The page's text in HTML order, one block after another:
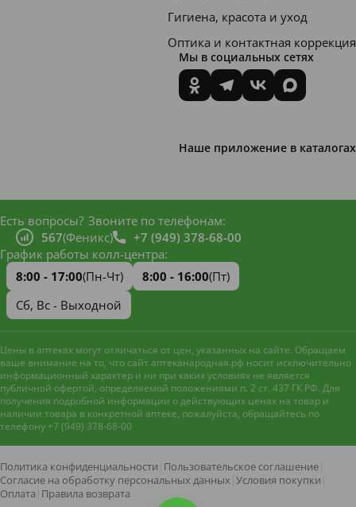
Гигиена, красота и уход
Оптика и контактная коррекция
Мы в социальных сетях
Наше приложение в каталогах
Есть вопросы? Звоните по телефонам:
567(Феникс)
+7 (949) 378-68-00
График работы колл-центра:
8:00 - 17:00(Пн-Чт) 8:00 - 16:00(Пт)
Сб, Вс - Выходной
Цены в аптеках могут отличаться от цен, указанных на сайте. Обращаем
ваше внимание на то, что сайт аптеканародная.рф носит исключительно
информационный характер и ни при каких условиях не является
публичной офертой, определяемой положениями п. 2 ст. 437 ГК РФ. Для
получения подробной информации о действующих ценах на товар и
наличии товара в конкретной аптеке, пожалуйста, обращайтесь по
телефону +7 (949) 378-68-00
Политика конфиденциальности Пользовательское соглашение
Согласие на обработку персональных данных Условия покупки
Оплата Правила возврата
Наш сайт использует файлы
улучшения работы и анализа
посещаемости. Оставаясь на
сайте, вы соглашаетесь с